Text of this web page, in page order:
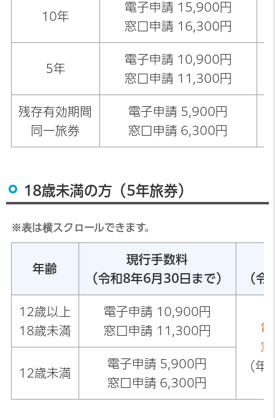
10年
電子申請 15,900円
窓口申請 16,300円
5年
電子申請 10,900円
窓口申請 11,300円
残存有効期間
同一旅券
電子申請 5,900円
窓口申請 6,300円
18歳未満の方（5年旅券）
※表は横スクロールできます。
年齢
現行手数料
（令和8年6月30日まで）
（
12歳以上
18歳未満
電子申請 10,900円
窓口申請 11,300円
（年
12歳未満
電子申請 5,900円
窓口申請 6,300円